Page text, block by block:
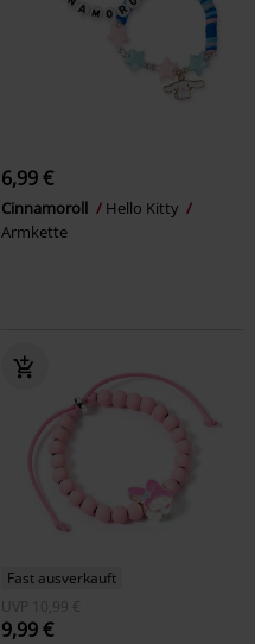
6,99 €
Cinnamoroll
Hello Kitty
Armkette
Fast ausverkauft
UVP
10,99 €
9,99 €